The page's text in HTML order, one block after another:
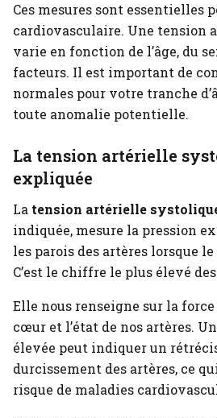
Ces mesures sont essentielles
cardiovasculaire. Une tension
varie en fonction de l’âge, du
facteurs. Il est important de
normales pour votre tranche
toute anomalie potentielle.
La tension artérielle
expliquée
La tension artérielle
indiquée, mesure la pression
les parois des artères lorsque
C’est le chiffre le plus élevé
Elle nous renseigne sur la
cœur et l’état de nos artères.
élevée peut indiquer un
durcissement des artères, ce
risque de maladies